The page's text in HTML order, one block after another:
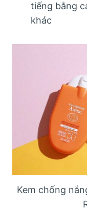
tiếng bằng
khác
Kem chống